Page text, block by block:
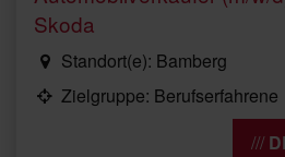
Skoda
Standort(e): Bamberg
Zielgruppe: Berufserfahrene